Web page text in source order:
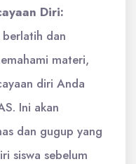
Diri:
dan
materi,
diri Anda
Ini akan
dan gugup yang
siswa sebelum